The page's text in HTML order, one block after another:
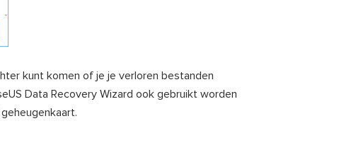
kunt komen of je je verloren bestanden
Data Recovery Wizard ook gebruikt worden